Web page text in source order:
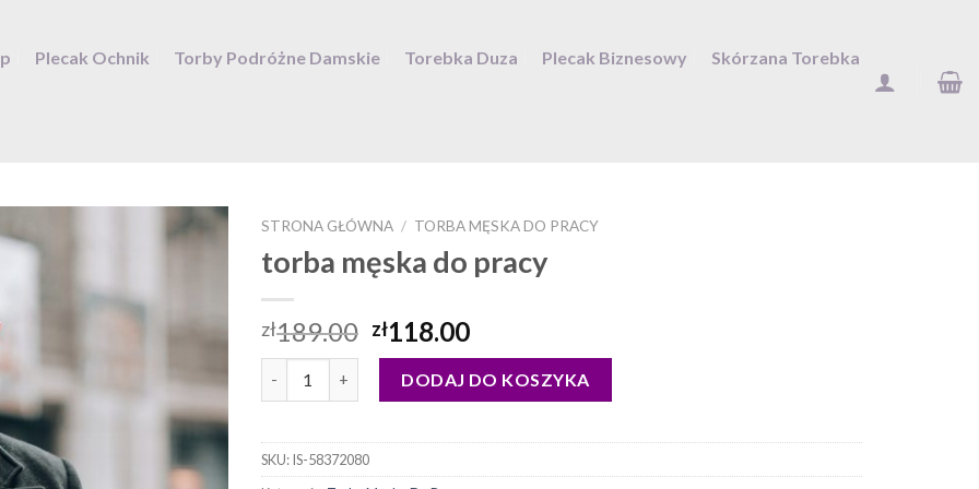
Plecak Ochnik Torby Podróżne Damskie Torebka Duza Plecak Biznesowy Skórzana Torebka
STRONA GŁÓWNA / TORBA MĘSKA DO PRACY
torba męska do pracy
zł189.00 zł118.00
DODAJ DO KOSZYKA
SKU:IS-58372080